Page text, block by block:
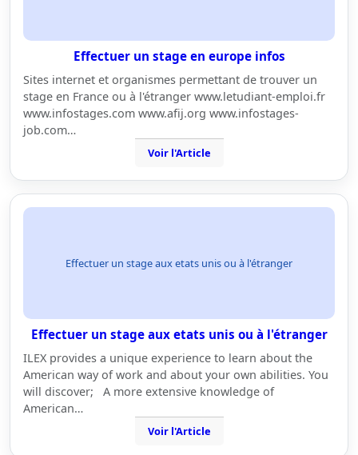
Effectuer un stage en europe infos
Sites internet et organismes permettant de trouver un
stage en France ou à l'étranger www.letudiant-emploi.fr
www.infostages.com www.afij.org www.infostages-
job.com…
Voir l'Article
Effectuer un stage aux etats unis ou à l'étranger
Effectuer un stage aux etats unis ou à l'étranger
ILEX provides a unique experience to learn about the
American way of work and about your own abilities. You
will discover; A more extensive knowledge of
American…
Voir l'Article